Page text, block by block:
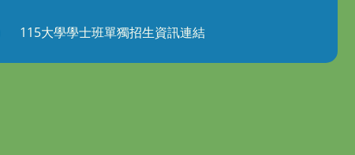
115大學學士班單獨招生資訊連結